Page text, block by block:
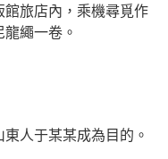
旅店內，乘機尋覓作
繩一卷。
人于某某成為目的。